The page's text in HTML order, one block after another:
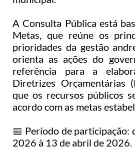
Sistema Colab
Autarquias
A Consulta Pública está
Metas, que reúne os
prioridades da gestão
orienta as ações do
referência para a
Diretrizes Orçamentárias
que os recursos públicos
acordo com as metas
📅 Período de participação:
2026 à 13 de abril de 2026.